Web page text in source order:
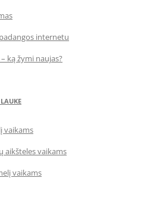
internetu
ką žymi naujas?
vaikams
aikšteles vaikams
vaikams